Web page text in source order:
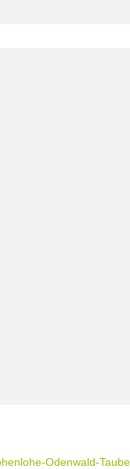
Odenwald-